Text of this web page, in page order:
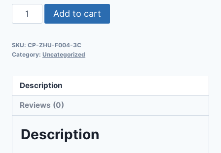
Add to cart
SKU: CP-ZHU-F004-3C
Category: Uncategorized
Description
Reviews (0)
Description